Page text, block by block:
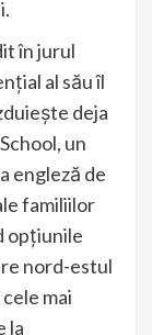
în jurul
al său îl
deja
un
engleză de
familiilor
opțiunile
nord-estul
mai
la